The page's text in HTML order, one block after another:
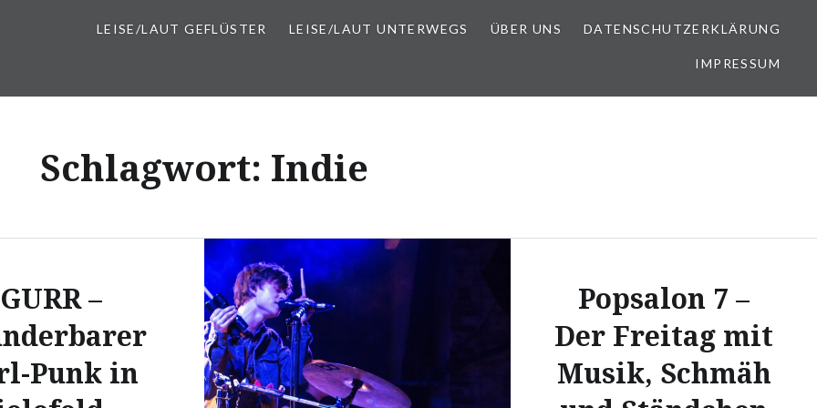
LEISE/LAUT GEFLÜSTER LEISE/LAUT UNTERWEGS ÜBER UNS DATENSCHUTZERKLÄRUNG
IMPRESSUM
Schlagwort: Indie
GURR –
Punk in
Popsalon 7 –
Der Freitag mit
Musik, Schmäh